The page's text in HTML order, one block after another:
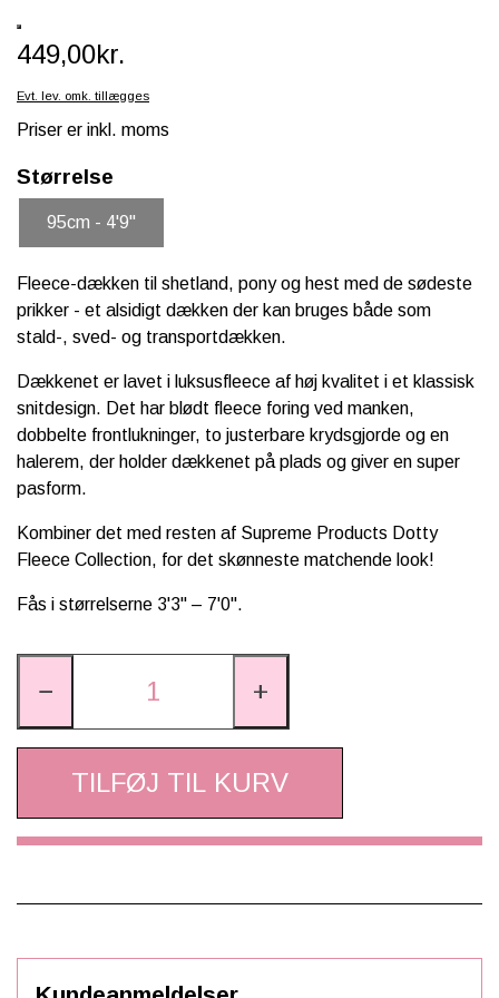
449,00kr.
Evt. lev. omk. tillægges
Priser er inkl. moms
Størrelse
95cm - 4'9"
Fleece-dækken til shetland, pony og hest med de sødeste
prikker - et alsidigt dækken der kan bruges både som
stald-, sved- og transportdækken.
Dækkenet er lavet i luksusfleece af høj kvalitet i et klassisk
snitdesign. Det har blødt fleece foring ved manken,
dobbelte frontlukninger, to justerbare krydsgjorde og en
halerem, der holder dækkenet på plads og giver en super
pasform.
Kombiner det med resten af Supreme Products Dotty
Fleece Collection, for det skønneste matchende look!
Fås i størrelserne 3'3" – 7'0".
− +
TILFØJ TIL KURV